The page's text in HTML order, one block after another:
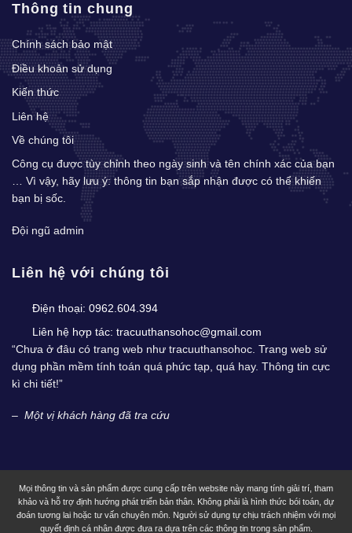
Thông tin chung
Chính sách bảo mật
Điều khoản sử dụng
Kiến thức
Liên hệ
Về chúng tôi
Công cụ được tùy chỉnh theo ngày sinh và tên chính xác của bạn
… Vì vậy, hãy lưu ý: thông tin bạn sắp nhận được có thể khiến
bạn bị sốc.
Đội ngũ admin
Liên hệ với chúng tôi
Điện thoại: 0962.604.394
Liên hệ hợp tác: tracuuthansohoc@gmail.com
“Chưa ở đâu có trang web như tracuuthansohoc. Trang web sử
dụng phần mềm tính toán quá phức tạp, quá hay. Thông tin cực
kì chi tiết!”
– Một vị khách hàng đã tra cứu
Mọi thông tin và sản phẩm được cung cấp trên website này mang tính giải trí, tham
khảo và hỗ trợ định hướng phát triển bản thân. Không phải là hình thức bói toán, dự
đoán tương lai hoặc tư vấn chuyên môn. Người sử dụng tự chịu trách nhiệm với mọi
quyết định cá nhân được đưa ra dựa trên các thông tin trong sản phẩm.